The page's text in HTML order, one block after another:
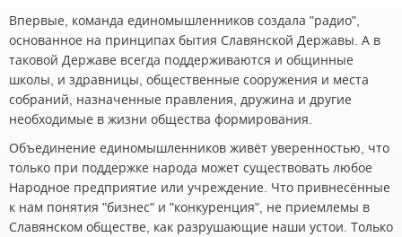
Впервые, команда единомышленников создала "радио",
основанное на принципах бытия Славянской Державы. А в
таковой Державе всегда поддерживаются и общинные
школы, и здравницы, общественные сооружения и места
собраний, назначенные правления, дружина и другие
необходимые в жизни общества формирования.
Объединение единомышленников живёт уверенностью, что
только при поддержке народа может существовать любое
Народное предприятие или учреждение. Что привнесённые
к нам понятия "бизнес" и "конкуренция", не приемлемы в
Славянском обществе, как разрушающие наши устои. Только